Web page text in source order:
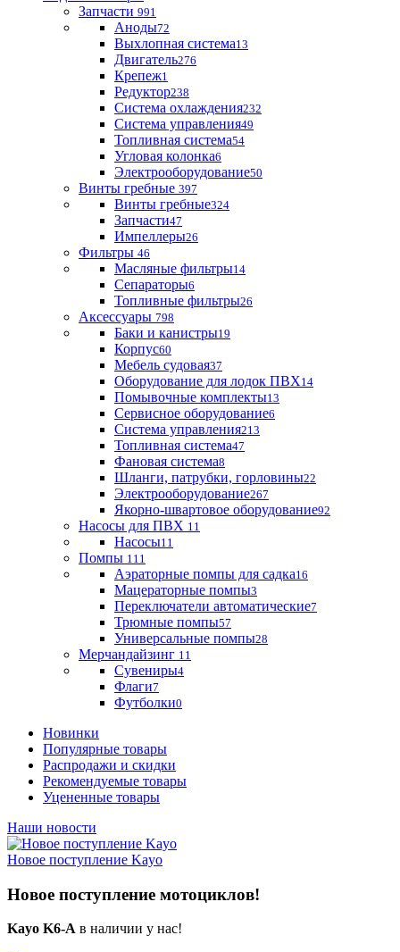
Запчасти 991
Аноды72
Выхлопная система13
Двигатель276
Крепеж1
Редуктор238
Система охлаждения232
Система управления49
Топливная система54
Угловая колонка6
Электрооборудование50
Винты гребные 397
Винты гребные324
Запчасти47
Импеллеры26
Фильтры 46
Масляные фильтры14
Сепараторы6
Топливные фильтры26
Аксессуары 798
Баки и канистры19
Корпус60
Мебель судовая37
Оборудование для лодок ПВХ14
Помывочные комплекты13
Сервисное оборудование6
Система управления213
Топливная система47
Фановая система8
Шланги, патрубки, горловины22
Электрооборудование267
Якорно-швартовое оборудование92
Насосы для ПВХ 11
Насосы11
Помпы 111
Аэраторные помпы для садка16
Мацераторные помпы3
Переключатели автоматические7
Трюмные помпы57
Универсальные помпы28
Мерчандайзинг 11
Сувениры4
Флаги7
Футболки0
Новинки
Популярные товары
Распродажи и скидки
Рекомендуемые товары
Уцененные товары
Наши новости
Новое поступление Kayo
Новое поступление мотоциклов!
Kayo K6-A в наличии у нас!